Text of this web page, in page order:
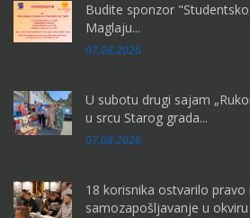
Budite sponzor
Maglaju...
07.08.2026
U subotu drugi sajam
u srcu Starog grada...
07.08.2026
18 korisnika ostvarilo pravo
samozapošljavanje u okviru